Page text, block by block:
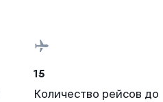
15
Количество рейсов до